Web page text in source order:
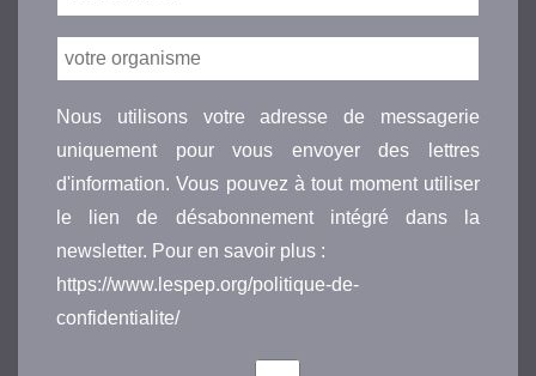
Nous utilisons votre adresse de messagerie
uniquement pour vous envoyer des lettres
d'information. Vous pouvez à tout moment utiliser
le lien de désabonnement intégré dans la
newsletter. Pour en savoir plus :
https://www.lespep.org/politique-de-
confidentialite/